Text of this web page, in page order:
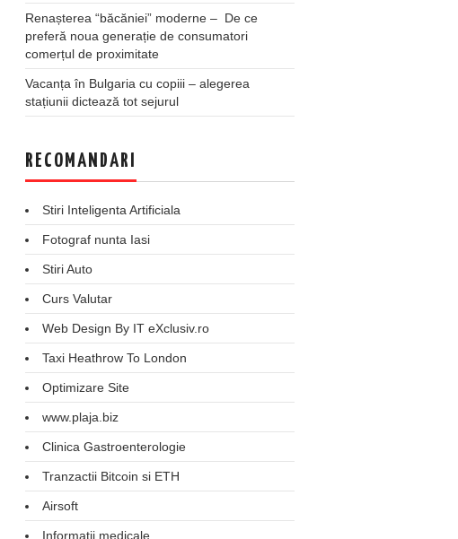
Renașterea “băcăniei” moderne – De ce
preferă noua generație de consumatori
comerțul de proximitate
Vacanța în Bulgaria cu copiii – alegerea
stațiunii dictează tot sejurul
RECOMANDARI
Stiri Inteligenta Artificiala
Fotograf nunta Iasi
Stiri Auto
Curs Valutar
Web Design By IT eXclusiv.ro
Taxi Heathrow To London
Optimizare Site
www.plaja.biz
Clinica Gastroenterologie
Tranzactii Bitcoin si ETH
Airsoft
Informatii medicale